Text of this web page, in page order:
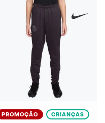
PROMOÇÃO CRIANÇAS